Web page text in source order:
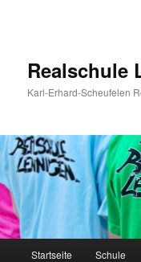
Realschule
Karl-Erhard-Scheufelen
Startseite Schule